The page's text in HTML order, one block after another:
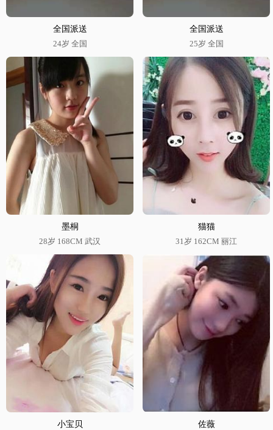
全国派送
24岁 全国
全国派送
25岁 全国
墨桐
28岁 168CM 武汉
猫猫
31岁 162CM 丽江
小宝贝
佐薇